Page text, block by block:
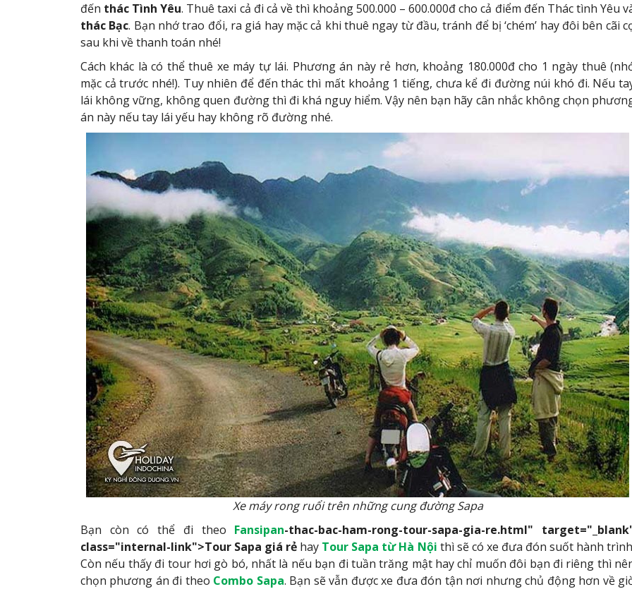
đến thác Tình Yêu. Thuê taxi cả đi cả về thì khoảng 500.000 – 600.000đ cho cả điểm đến Thác tình Yêu
thác Bạc. Bạn nhớ trao đổi, ra giá hay mặc cả khi thuê ngay từ đầu, tránh để bị ‘chém’ hay đôi bên cãi
sau khi về thanh toán nhé!
Cách khác là có thể thuê xe máy tự lái. Phương án này rẻ hơn, khoảng 180.000đ cho 1 ngày thuê
mặc cả trước nhé!). Tuy nhiên để đến thác thì mất khoảng 1 tiếng, chưa kể đi đường núi khó đi. Nếu
lái không vững, không quen đường thì đi khá nguy hiểm. Vậy nên bạn hãy cân nhắc không chọn
án này nếu tay lái yếu hay không rõ đường nhé.
Xe máy rong ruổi trên những cung đường Sapa
Bạn còn có thể đi theo Fansipan-thac-bac-ham-rong-tour-sapa-gia-re.html"
class="internal-link">Tour Sapa giá rẻ hay Tour Sapa từ Hà Nội thì sẽ có xe đưa đón suốt hành
Còn nếu thấy đi tour hơi gò bó, nhất là nếu bạn đi tuần trăng mật hay chỉ muốn đôi bạn đi riêng thì
chọn phương án đi theo Combo Sapa. Bạn sẽ vẫn được xe đưa đón tận nơi nhưng chủ động hơn về